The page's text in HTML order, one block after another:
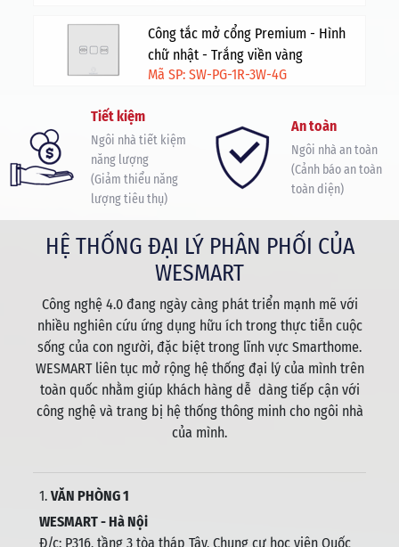
Công tắc mở cổng Premium - Hình
chữ nhật - Trắng viền vàng
Mã SP: SW-PG-1R-3W-4G
Tiết kiệm
Ngôi nhà tiết kiệm
năng lượng
(Giảm thiểu năng
lượng tiêu thụ)
An toàn
Ngôi nhà an toàn
(Cảnh báo an toàn
toàn diện)
HỆ THỐNG ĐẠI LÝ PHÂN PHỐI CỦA
WESMART
Công nghệ 4.0 đang ngày càng phát triển mạnh mẽ với
nhiều nghiên cứu ứng dụng hữu ích trong thực tiễn cuộc
sống của con người, đặc biệt trong lĩnh vực Smarthome.
WESMART liên tục mở rộng hệ thống đại lý của mình trên
toàn quốc nhằm giúp khách hàng dễ dàng tiếp cận với
công nghệ và trang bị hệ thống thông minh cho ngôi nhà
của mình.
1. VĂN PHÒNG 1
WESMART - Hà Nội
Đ/c: P316, tầng 3 tòa tháp Tây, Chung cư học viện Quốc